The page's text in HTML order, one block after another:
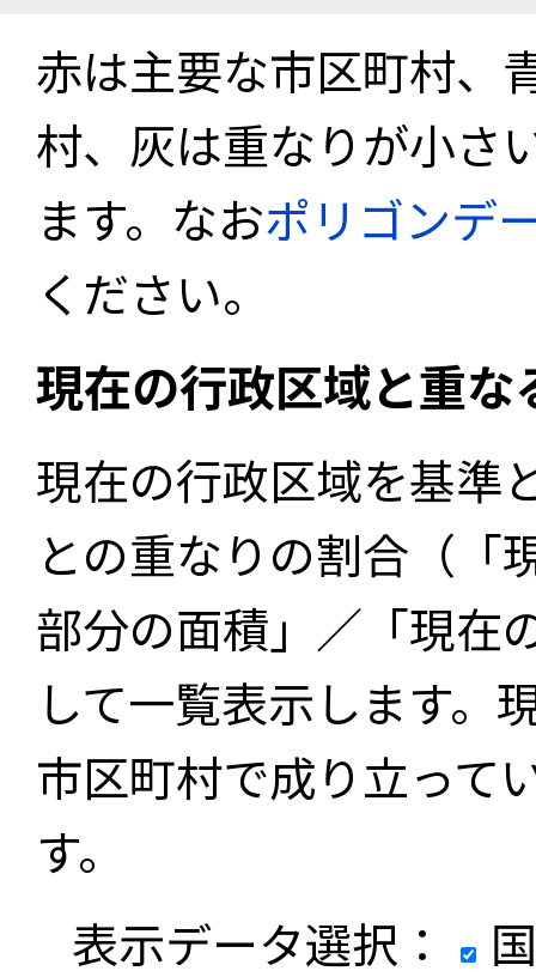
赤は主要な市区町村、
村、灰は重なりが小さ
ます。なおポリゴンデ
ください。
現在の行政区域と重
現在の行政区域を基準
との重なりの割合（「
部分の面積」／「現在
して一覧表示します。
市区町村で成り立って
す。
表示データ選択：